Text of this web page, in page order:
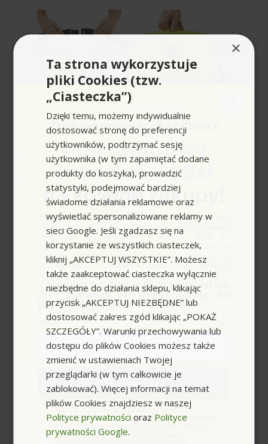
Jak używać odkurzacza domowo-
warsztatowego?
Kompleksowy przewodnik po
odkurzaczu Karcher WD3:
Wszystko, co musisz wiedzieć
×
Ta strona wykorzystuje
pliki Cookies (tzw.
„Ciasteczka”)
Dzięki temu, możemy indywidualnie
dostosować stronę do preferencji
użytkowników, podtrzymać sesję
użytkownika (w tym zapamiętać dodane
produkty do koszyka), prowadzić
statystyki, podejmować bardziej
świadome działania reklamowe oraz
wyświetlać spersonalizowane reklamy w
sieci Google. Jeśli zgadzasz się na
korzystanie ze wszystkich ciasteczek,
kliknij „AKCEPTUJ WSZYSTKIE”. Możesz
także zaakceptować ciasteczka wyłącznie
niezbędne do działania sklepu, klikając
przycisk „AKCEPTUJ NIEZBĘDNE” lub
dostosować zakres zgód klikając „POKAŻ
SZCZEGÓŁY”. Warunki przechowywania lub
dostępu do plików Cookies możesz także
zmienić w ustawieniach Twojej
przeglądarki (w tym całkowicie je
zablokować). Więcej informacji na temat
plików Cookies znajdziesz w naszej
Polityce prywatności oraz Polityce
prywatności Google.
Zrób pierwszy krok i odbierz
Kod rabatowy
o wartości 25zł
na kolejne zakupy!
Zapisz się do newslettera, załóż konto i dokonaj
pierwszych zakupów. W ramach podziękowania
otrzymasz kod rabatowy o wartości
wykorzystania przy kolejnym zamówieniu w
naszym sklepie (minimalna wartość zamówienia
to 100zł przed naliczeniem rabatu). Kod nie łączy
się z innymi kodami rabatowymi.
Zapisując się do naszego newslettera
jako pierwszy otrzymasz dostęp do
promocyjnych ofert i rabatów.
Zapisuję się
zgodaWyrażam zgodę na przetwarzanie moich
danych osobowych w postaci adresu e-mail oraz
na przesyłanie na podany przeze mnie adres e-
mail informacji handlowej o produktach i